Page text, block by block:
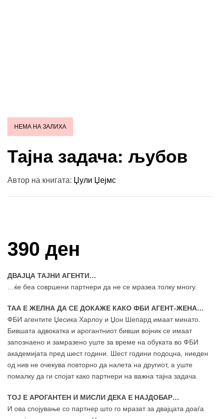
НЕМА НА ЗАЛИХА
Тајна задача: љубов
Автор на книгата: Џули Џејмс
390 ден
ДВАЈЦА ТАЈНИ АГЕНТИ…
…ќе беа совршени партнери да не се мразеа толку многу.
ТАА Е ЖЕЛНА ДА СЕ ДОКАЖЕ КАКО ФБИ АГЕНТ-ЖЕНА…
ФБИ агентите Џесика Харлоу и Џон Шепард имаат минато.
Бившата адвокатка и арогантниот бивши војник се имаат
запознаено и замразено уште за време на обуката во ФБИ
академијата пред шест години. Шест години подоцна, ниеден
од нив не очекува повторно да налета на другиот, а уште
помалку да ги спојат како партнери на важна тајна задача.
ТОЈ Е АРОГАНТЕН И МИСЛИ ДЕКА Е НАЈДОБАР…
И ова спојување со партнер што го мразат за двајцата доаѓа